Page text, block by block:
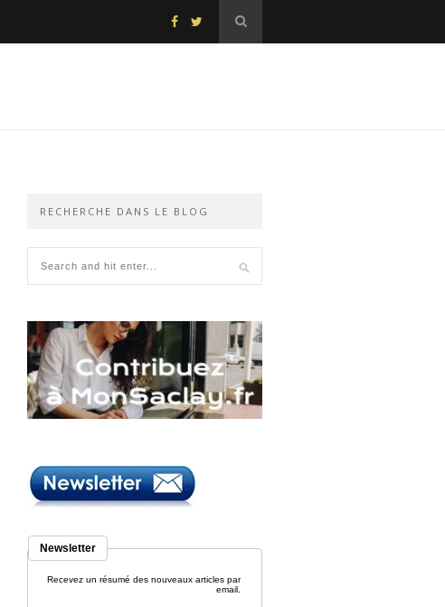
RECHERCHE DANS LE BLOG
Newsletter
Recevez un résumé des nouveaux articles par
email.